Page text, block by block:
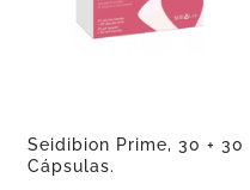
Seidibion Prime, 30 + 30
Cápsulas.